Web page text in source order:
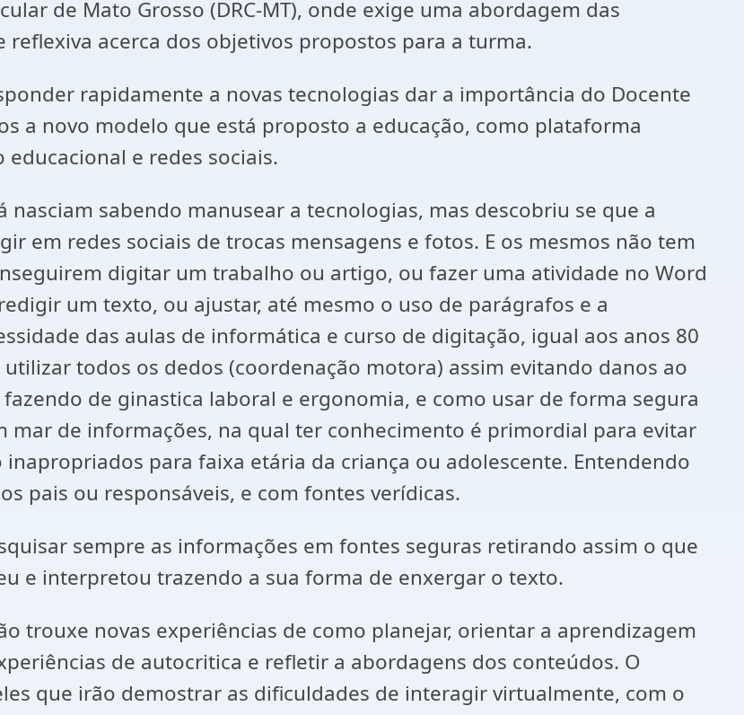
de Mato Grosso (DRC-MT), onde exige uma abordagem das
acerca dos objetivos propostos para a turma.
rapidamente a novas tecnologias dar a importância do Docente
a novo modelo que está proposto a educação, como plataforma
e redes sociais.
sabendo manusear a tecnologias, mas descobriu se que a
em redes sociais de trocas mensagens e fotos. E os mesmos não tem
digitar um trabalho ou artigo, ou fazer uma atividade no Word
um texto, ou ajustar, até mesmo o uso de parágrafos e a
das aulas de informática e curso de digitação, igual aos anos 80
todos os dedos (coordenação motora) assim evitando danos ao
de ginastica laboral e ergonomia, e como usar de forma segura
mar de informações, na qual ter conhecimento é primordial para evitar
para faixa etária da criança ou adolescente. Entendendo
pais ou responsáveis, e com fontes verídicas.
sempre as informações em fontes seguras retirando assim o que
e interpretou trazendo a sua forma de enxergar o texto.
novas experiências de como planejar, orientar a aprendizagem
de autocritica e refletir a abordagens dos conteúdos. O
que irão demostrar as dificuldades de interagir virtualmente, com o